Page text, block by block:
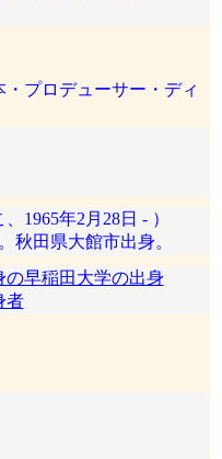
プロデューサー・ディ
1965年2月28日 - ）
秋田県大館市出身。
の早稲田大学の出身
者